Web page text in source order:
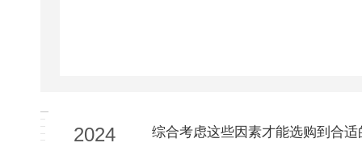
2024 综合考虑这些因素才能选购到合